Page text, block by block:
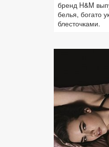
бренд H&M
белья, богато
блесточками.